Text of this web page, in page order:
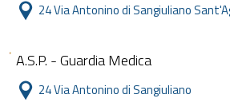
24 Via Antonino di Sangiuliano
A.S.P. - Guardia Medica
24 Via Antonino di Sangiuliano